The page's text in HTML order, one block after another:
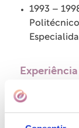
1993 –
Outros